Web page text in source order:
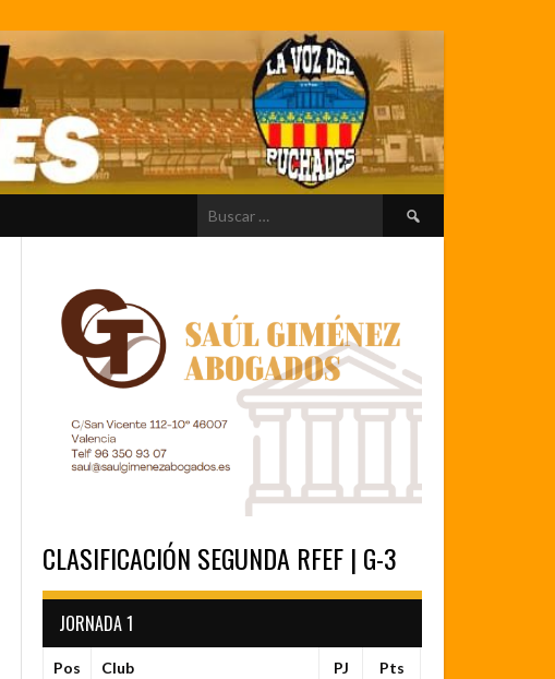
Buscar:
CLASIFICACIÓN SEGUNDA RFEF | G-3
JORNADA 1
Pos Club PJ Pts